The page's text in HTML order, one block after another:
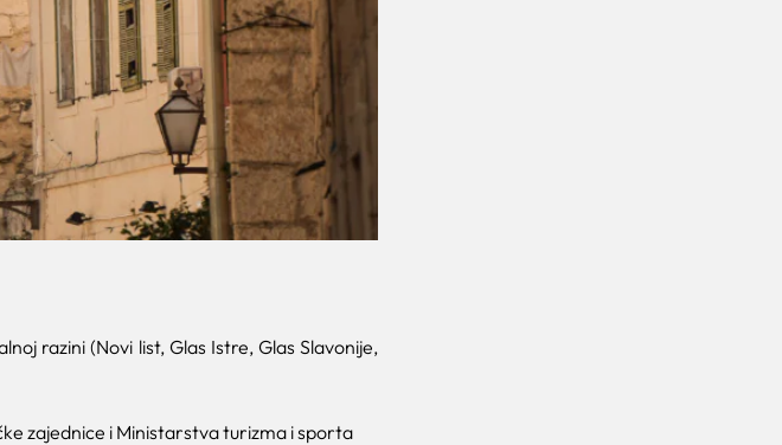
razini (Novi list, Glas Istre, Glas Slavonije,
zajednice i Ministarstva turizma i sporta